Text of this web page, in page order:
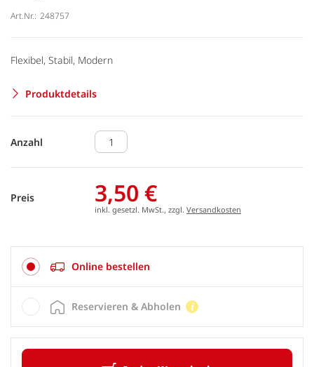
Art.Nr.: 248757
Flexibel, Stabil, Modern
Produktdetails
Anzahl
Preis 3,50 €
inkl. gesetzl. MwSt., zzgl. Versandkosten
Online bestellen
Reservieren & Abholen